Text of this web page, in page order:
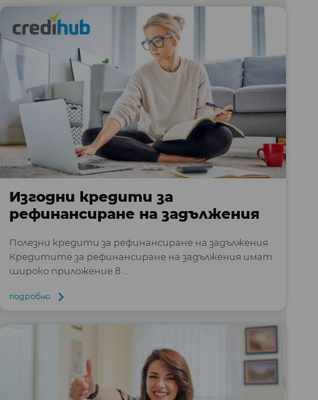
Изгодни кредити за
рефинансиране на задължения
Полезни кредити за рефинансиране на задължения
Кредитите за рефинансиране на задължения имат
широко приложение в ...
подробно